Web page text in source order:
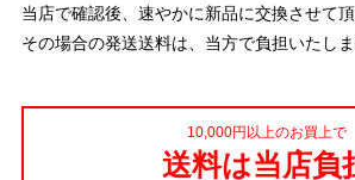
当店で確認後、速やかに新品に交換させて頂
その場合の発送送料は、当方で負担いたしま
10,000円以上のお買上で
送料は当店負